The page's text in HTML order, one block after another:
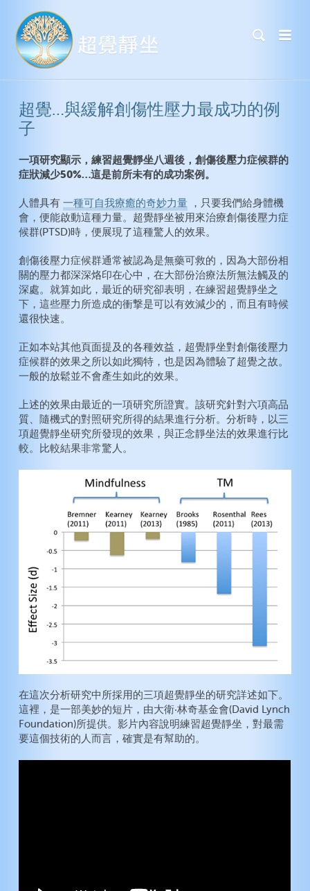
超覺…與緩解創傷性壓力最成功的例
子
一項研究顯示，練習超覺靜坐八週後，創傷後壓力症候群的
症狀減少50%…這是前所未有的成功案例。
人體具有一種可自我療癒的奇妙力量 ，只要我們給身體機
會，便能啟動這種力量。超覺靜坐被用來治療創傷後壓力症
候群(PTSD)時，便展現了這種驚人的效果。
創傷後壓力症候群通常被認為是無藥可救的，因為大部份相
關的壓力都深深烙印在心中，在大部份治療法所無法觸及的
深處。就算如此，最近的研究卻表明，在練習超覺靜坐之
下，這些壓力所造成的衝撃是可以有效減少的，而且有時候
還很快速。
正如本站其他頁面提及的各種效益，超覺靜坐對創傷後壓力
症候群的效果之所以如此獨特，也是因為體驗了超覺之故。
一般的放鬆並不會產生如此的效果。
上述的效果由最近的一項研究所證實。該研究針對六項高品
質、隨機式的對照研究所得的結果進行分析。分析時，以三
項超覺靜坐研究所發現的效果，與正念靜坐法的效果進行比
較。比較結果非常驚人。
在這次分析研究中所採用的三項超覺靜坐的研究詳述如下。
這裡，是一部美妙的短片，由大衛‧林奇基金會(David Lynch
Foundation)所提供。影片內容說明練習超覺靜坐，對最需
要這個技術的人而言，確實是有幫助的。